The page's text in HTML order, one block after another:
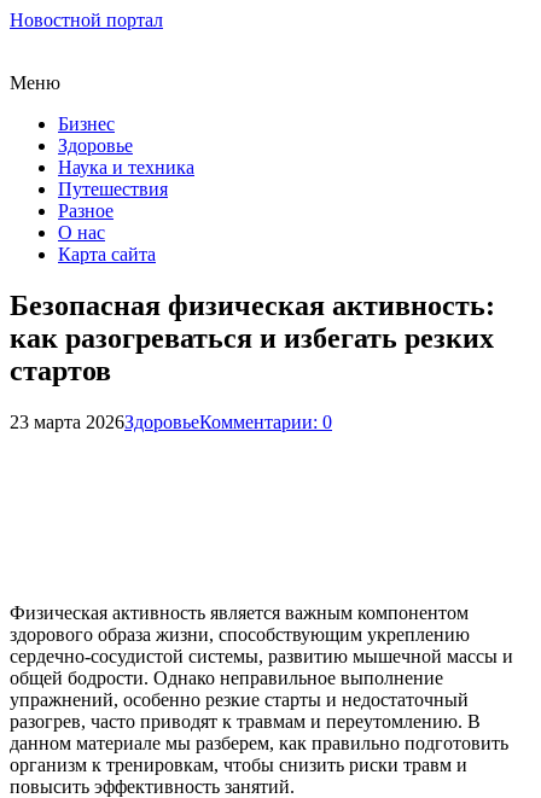
Новостной портал
Меню
Бизнес
Здоровье
Наука и техника
Путешествия
Разное
О нас
Карта сайта
Безопасная физическая активность:
как разогреваться и избегать резких
стартов
23 марта 2026ЗдоровьеКомментарии: 0
Физическая активность является важным компонентом
здорового образа жизни, способствующим укреплению
сердечно-сосудистой системы, развитию мышечной массы и
общей бодрости. Однако неправильное выполнение
упражнений, особенно резкие старты и недостаточный
разогрев, часто приводят к травмам и переутомлению. В
данном материале мы разберем, как правильно подготовить
организм к тренировкам, чтобы снизить риски травм и
повысить эффективность занятий.